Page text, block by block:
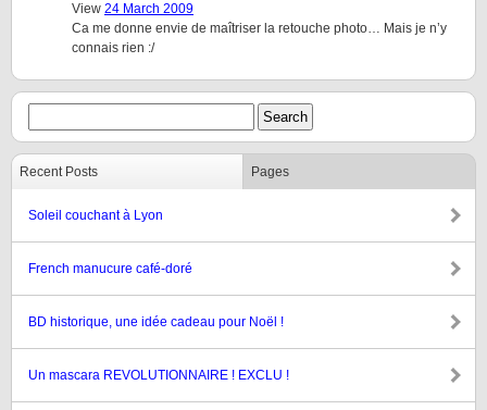
View 24 March 2009
Ca me donne envie de maîtriser la retouche photo… Mais je n’y
connais rien :/
Recent Posts Pages
Soleil couchant à Lyon
French manucure café-doré
BD historique, une idée cadeau pour Noël !
Un mascara REVOLUTIONNAIRE ! EXCLU !